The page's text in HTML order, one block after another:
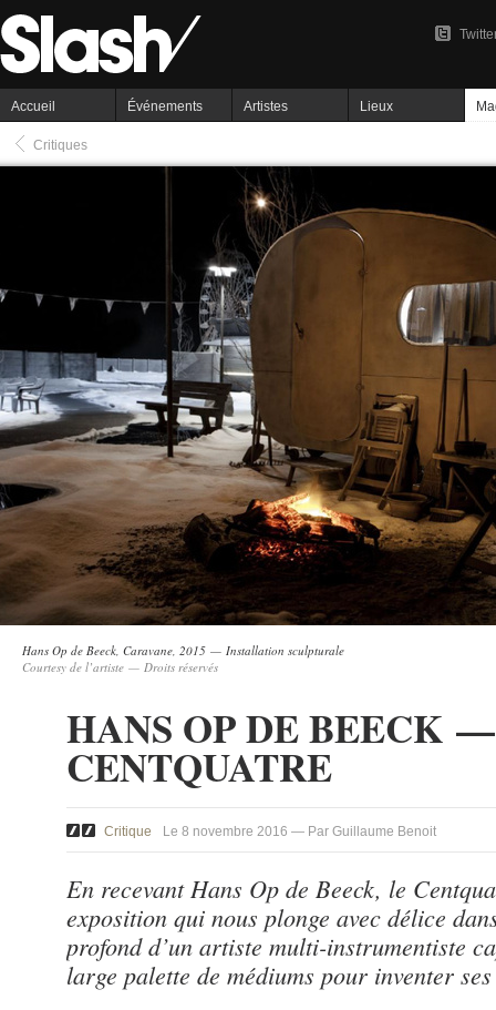
Accueil Événements Artistes Lieux
Critiques
Hans Op de Beeck, Caravane, 2015 — Installation sculpturale
Courtesy de l’artiste — Droits réservés
HANS OP DE BEECK
CENTQUATRE
Critique Le 8 novembre 2016 — Par Guillaume Benoit
En recevant Hans Op de Beeck, le
exposition qui nous plonge avec délice
profond d’un artiste multi-instrumentiste
large palette de médiums pour inventer